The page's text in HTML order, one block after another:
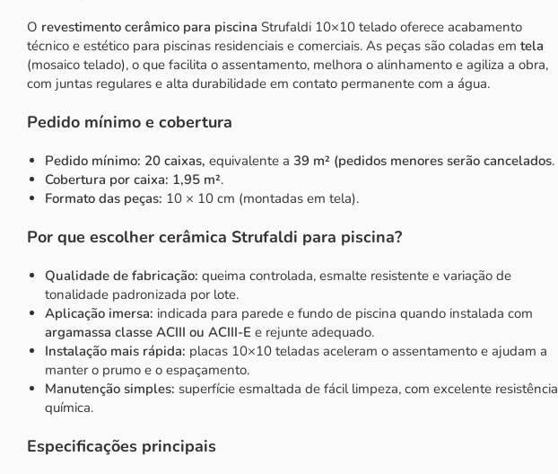
O revestimento cerâmico para piscina Strufaldi 10×10 telado oferece acabamento
técnico e estético para piscinas residenciais e comerciais. As peças são coladas em tela
(mosaico telado), o que facilita o assentamento, melhora o alinhamento e agiliza a obra,
com juntas regulares e alta durabilidade em contato permanente com a água.
Pedido mínimo e cobertura
Pedido mínimo: 20 caixas, equivalente a 39 m² (pedidos menores serão cancelados.
Cobertura por caixa: 1,95 m².
Formato das peças: 10 × 10 cm (montadas em tela).
Por que escolher cerâmica Strufaldi para piscina?
Qualidade de fabricação: queima controlada, esmalte resistente e variação de
tonalidade padronizada por lote.
Aplicação imersa: indicada para parede e fundo de piscina quando instalada com
argamassa classe ACIII ou ACIII-E e rejunte adequado.
Instalação mais rápida: placas 10×10 teladas aceleram o assentamento e ajudam a
manter o prumo e o espaçamento.
Manutenção simples: superfície esmaltada de fácil limpeza, com excelente resistência
química.
Especificações principais